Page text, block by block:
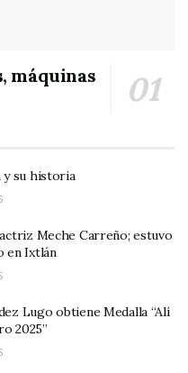
máquinas
y su historia
Meche Carreño; estuvo
en Ixtlán
Lugo obtiene Medalla “Alí
2025”